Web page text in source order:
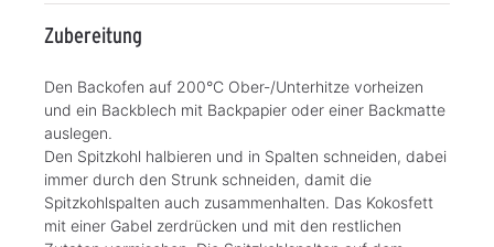
Zubereitung
Den Backofen auf 200°C Ober-/Unterhitze vorheizen
und ein Backblech mit Backpapier oder einer Backmatte
auslegen.
Den Spitzkohl halbieren und in Spalten schneiden, dabei
immer durch den Strunk schneiden, damit die
Spitzkohlspalten auch zusammenhalten. Das Kokosfett
mit einer Gabel zerdrücken und mit den restlichen